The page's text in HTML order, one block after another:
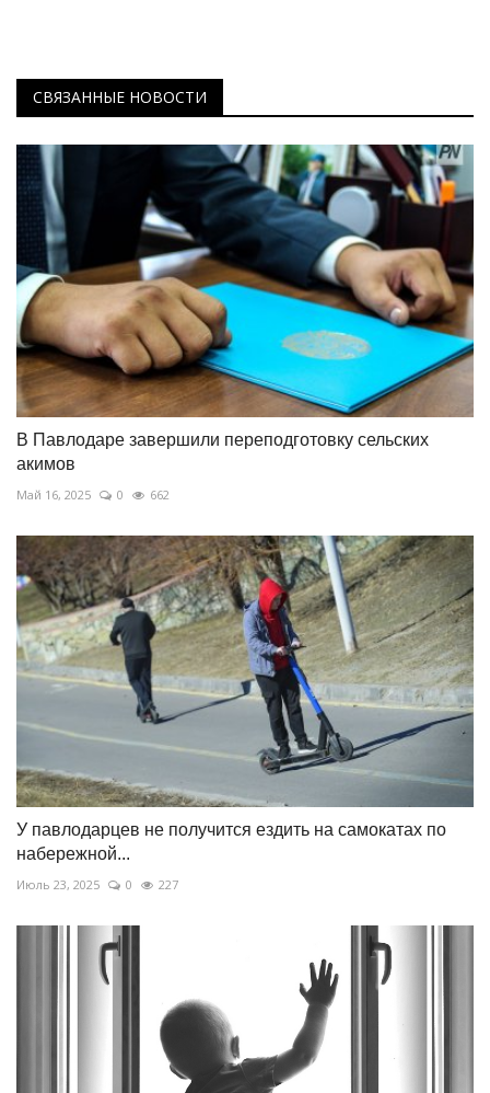
СВЯЗАННЫЕ НОВОСТИ
В Павлодаре завершили переподготовку сельских
акимов
Май 16, 2025 0 662
У павлодарцев не получится ездить на самокатах по
набережной...
Июль 23, 2025 0 227